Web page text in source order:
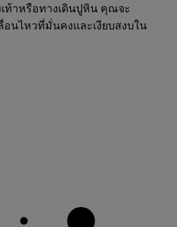
ท้าหรือทางเดินปูหิน คุณจะ
อนไหวที่มั่นคงและเงียบสงบใน